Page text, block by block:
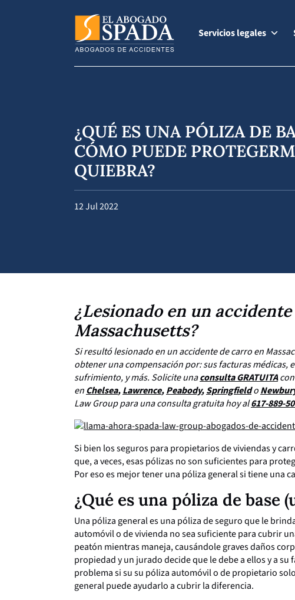
Servicios legales
¿QUÉ ES UNA PÓLIZA DE
CÓMO PUEDE
QUIEBRA?
12 Jul 2022
¿Lesionado en un
Massachusetts?
Si resultó lesionado en un accidente de carro en
obtener una compensación por: sus facturas médicas,
sufrimiento, y más. Solicite unaconsulta GRATUITAcon
enChelsea,Lawrence,Peabody,Springfieldo
Law Group para una consulta gratuita hoy al617-889-
Si bien los seguros para propietarios de viviendas y
que, a veces, esas pólizas no son suficientes para
Por eso es mejor tener una póliza general si tiene una
¿Qué es una póliza de base
Una póliza general es una póliza de seguro que le
automóvil o de vivienda no sea suficiente para cubrir
peatón mientras maneja, causándole graves daños
propiedad y un jurado decide que le debe a ellos y a
problema si su su póliza automóvil o de propietario
general puede ayudarlo a cubrir la diferencia.